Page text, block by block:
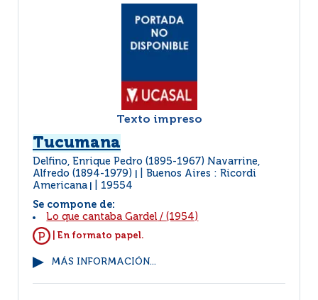
Texto impreso
Tucumana
Delfino, Enrique Pedro (1895-1967) Navarrine,
Alfredo (1894-1979)
Buenos Aires : Ricordi
Americana
19554
Se compone de:
Lo que cantaba Gardel /(1954)
| En formato papel.
MÁS INFORMACIÓN...